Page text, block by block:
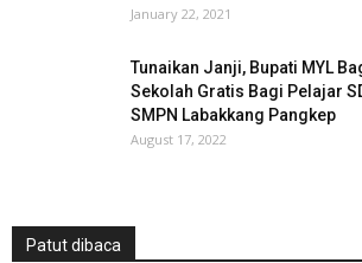
January 22, 2021
Tunaikan Janji, Bupati MYL
Sekolah Gratis Bagi Pelajar
SMPN Labakkang Pangkep
August 17, 2022
Patut dibaca